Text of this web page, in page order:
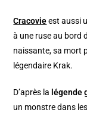
Cracovieest aussi
à une ruse au bord
naissante, sa mort
légendaire Krak.
D’après la légende
un monstre dans